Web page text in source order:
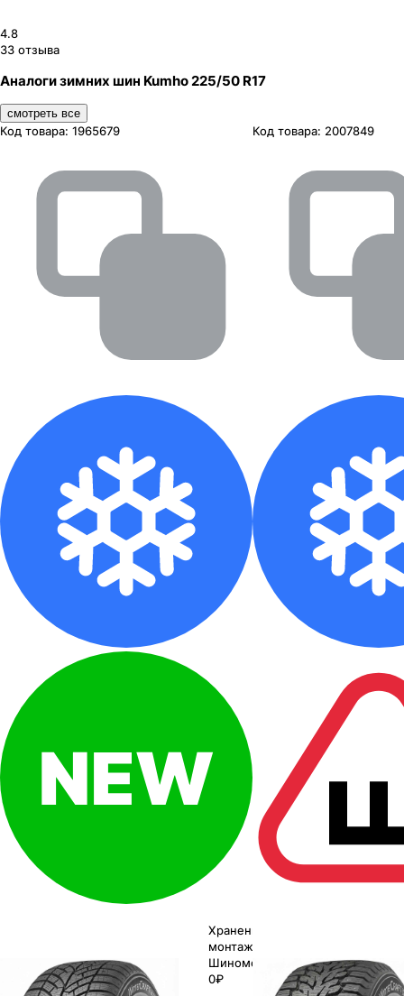
4.8
33 отзыва
Аналоги зимних шин Kumho 225/50 R17
смотреть все
Код товара: 1965679
Хранение до
монтажа 0₽
Шиномонтаж
0₽
Код товара: 2007849